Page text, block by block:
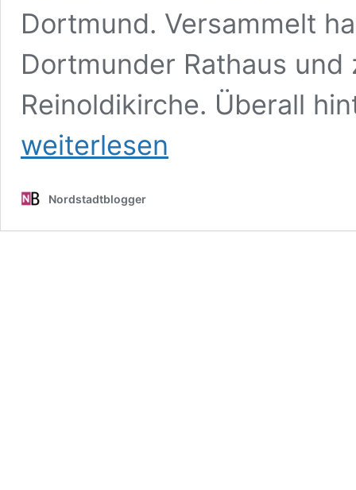
Dortmund. Versammelt
Dortmunder Rathaus
Reinoldikirche. Überall
weiterlesen
Nordstadtblogger